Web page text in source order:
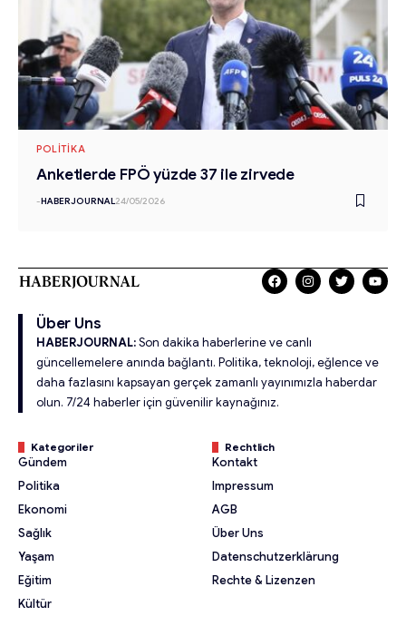
POLITIKA
Anketlerde FPÖ yüzde 37 ile zirvede
-HABERJOURNAL24/05/2026
Über Uns
HABERJOURNAL:Son dakika haberlerine ve canlı
güncellemelere anında bağlantı. Politika, teknoloji, eğlence ve
daha fazlasını kapsayan gerçek zamanlı yayınımızla haberdar
olun. 7/24 haberler için güvenilir kaynağınız.
Kategoriler
Gündem
Politika
Ekonomi
Sağlık
Yaşam
Eğitim
Kültür
Rechtlich
Kontakt
Impressum
AGB
Über Uns
Datenschutzerklärung
Rechte & Lizenzen